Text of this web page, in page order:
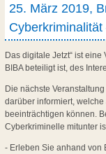
25. März 2019,
Das digitale Jetzt“ ist
BIBA beteiligt ist, des
Die nächste
darüber informiert,
beeinträchtigen können.
Cyberkriminelle mitunter
- Erleben Sie anhand von